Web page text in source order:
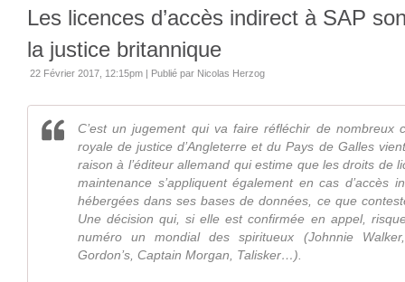
Les licences d’accès indirect à SAP
la justice britannique
22 Février 2017, 12:15pm | Publié par Nicolas Herzog
C’est un jugement qui va faire réfléchir de nombreux
royale de justice d’Angleterre et du Pays de Galles
raison à l’éditeur allemand qui estime que les droits de
maintenance s’appliquent également en cas d’accès
hébergées dans ses bases de données, ce que
Une décision qui, si elle est confirmée en appel,
numéro un mondial des spiritueux (Johnnie
Gordon’s, Captain Morgan, Talisker…).